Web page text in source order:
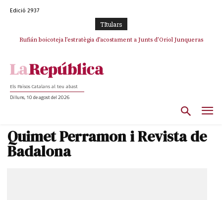
Edició 2937
TItulars
Rufián boicoteja l’estratègia d’acostament a Junts d’Oriol Junqueras
Els Països Catalans al teu abast
Dilluns, 10 de agost del 2026
Quimet Perramon i Revista de
Badalona